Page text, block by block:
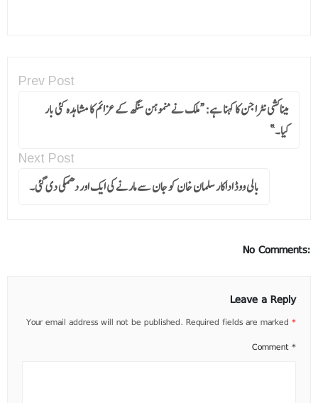
Prev Post
میناکشی نٹراجن کا کہنا ہے: “ملک نے منموہن سنگھ کے عزائم کا مشاہدہ کئی بار
کیا۔”
Next Post
بالی ووڈ اداکار سلمان خان کو جان سے مارنے کی ایک اور دھمکی دی گئی۔
No Comments:
Leave a Reply
Your email address will not be published. Required fields are marked *
Comment *